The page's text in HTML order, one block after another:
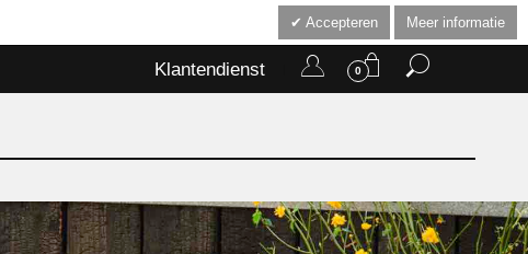
Accepteren Meer informatie
0
Klantendienst